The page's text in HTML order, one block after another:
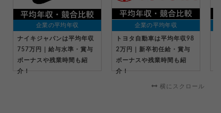
企業の平均年収
ナイキジャパンは平均年収
757万円｜給与水準・賞与
ボーナスや残業時間も紹
介！
企業の平均年収
トヨタ自動車は平均年収98
2万円｜新卒初任給・賞与
ボーナスや残業時間も紹
介！
横にスクロール